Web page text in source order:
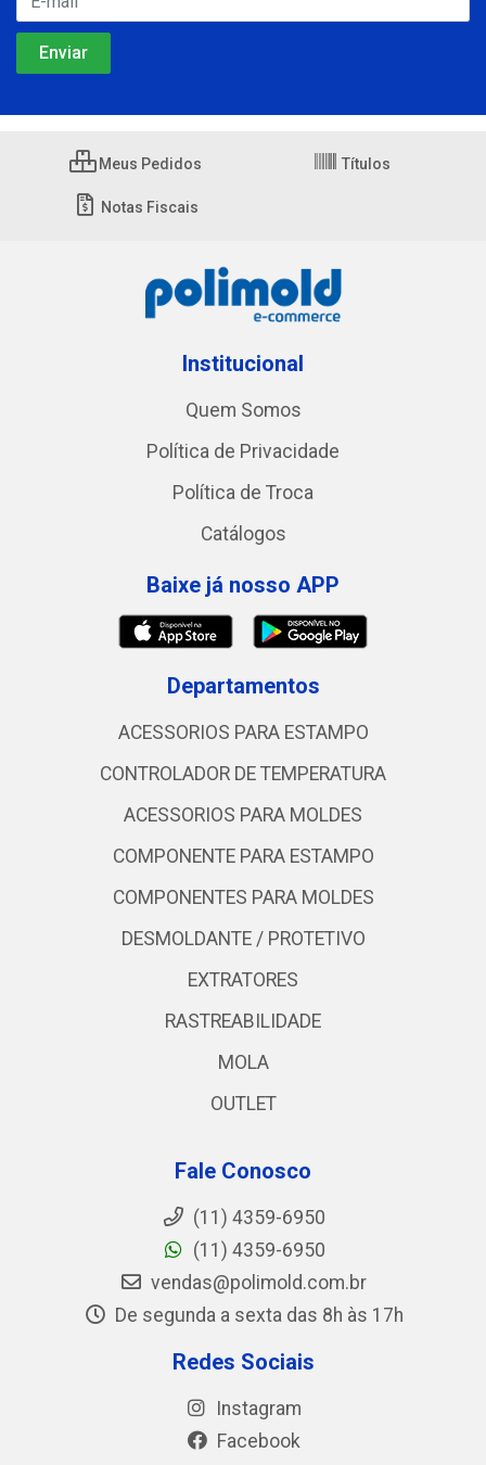
Meus Pedidos Títulos
Notas Fiscais
Institucional
Quem Somos
Política de Privacidade
Política de Troca
Catálogos
Baixe já nosso APP
Departamentos
ACESSORIOS PARA ESTAMPO
CONTROLADOR DE TEMPERATURA
ACESSORIOS PARA MOLDES
COMPONENTE PARA ESTAMPO
COMPONENTES PARA MOLDES
DESMOLDANTE / PROTETIVO
EXTRATORES
RASTREABILIDADE
MOLA
OUTLET
Fale Conosco
(11) 4359-6950
(11) 4359-6950
vendas@polimold.com.br
De segunda a sexta das 8h às 17h
Redes Sociais
Instagram
Facebook